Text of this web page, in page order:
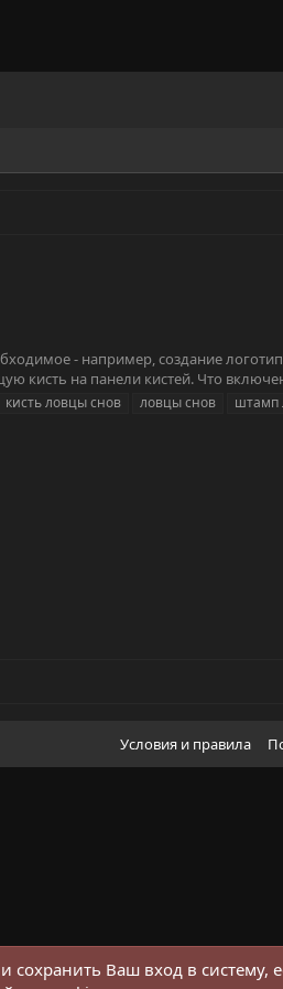
- например, создание
кисть на панели кистей. Что
кисть ловцы снов ловцы снов штамп
Условия и правила
Ваш вход в систему,